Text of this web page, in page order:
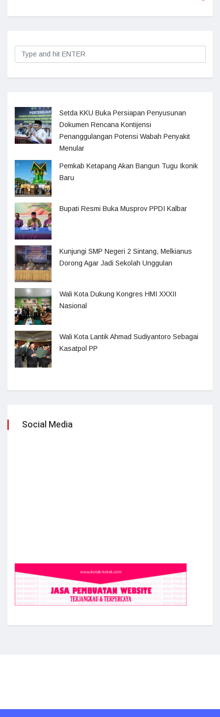
Setda KKU Buka Persiapan Penyusunan
Dokumen Rencana Kontijensi
Penanggulangan Potensi Wabah Penyakit
Menular
Pemkab Ketapang Akan Bangun Tugu Ikonik
Baru
Bupati Resmi Buka Musprov PPDI Kalbar
Kunjungi SMP Negeri 2 Sintang, Melkianus
Dorong Agar Jadi Sekolah Unggulan
Wali Kota Dukung Kongres HMI XXXII
Nasional
Wali Kota Lantik Ahmad Sudiyantoro Sebagai
Kasatpol PP
Social Media